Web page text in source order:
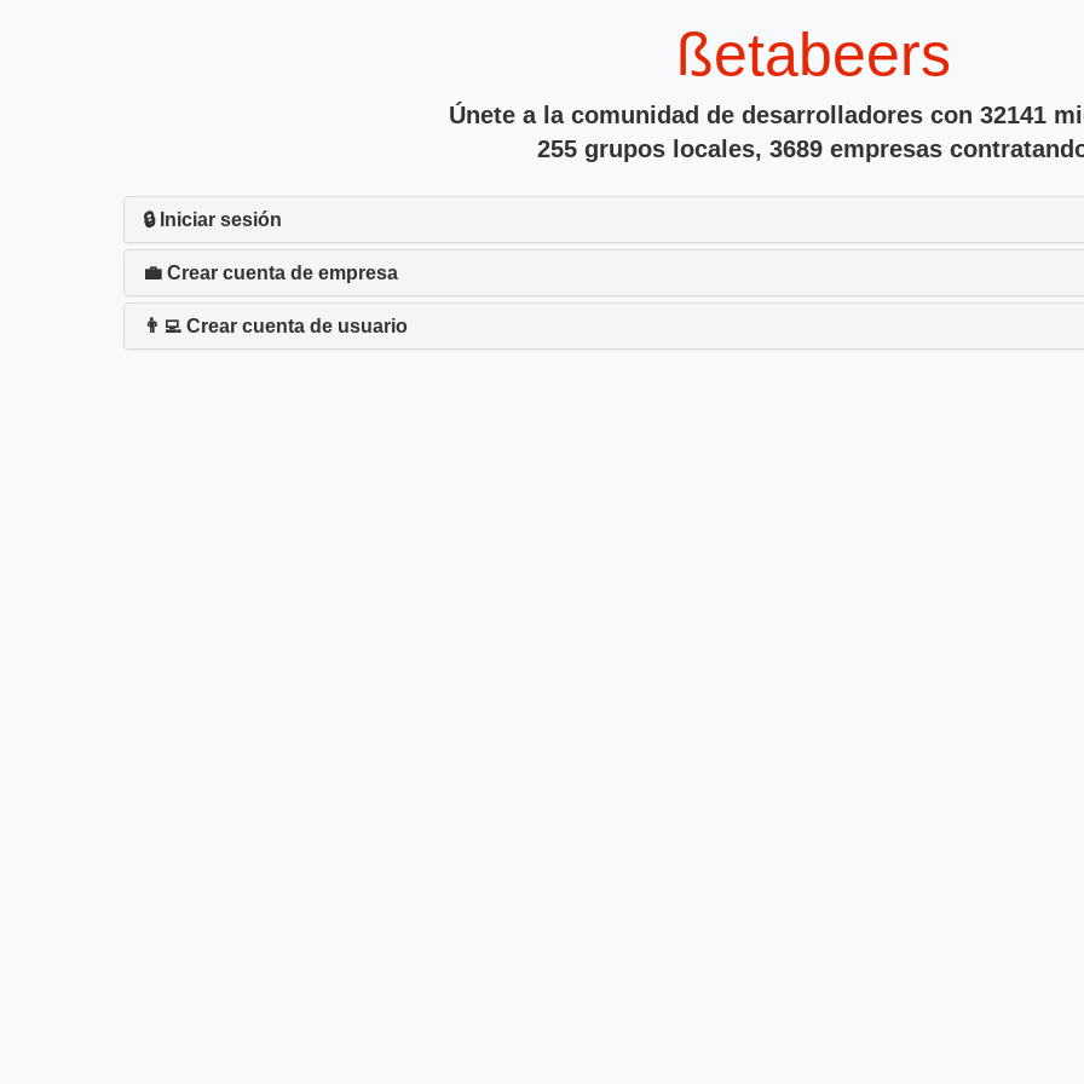
ßetabeers
Únete a la comunidad de desarrolladores con 32141
255 grupos locales, 3689 empresas
🔒 Iniciar sesión
💼 Crear cuenta de empresa
👨‍💻 Crear cuenta de usuario